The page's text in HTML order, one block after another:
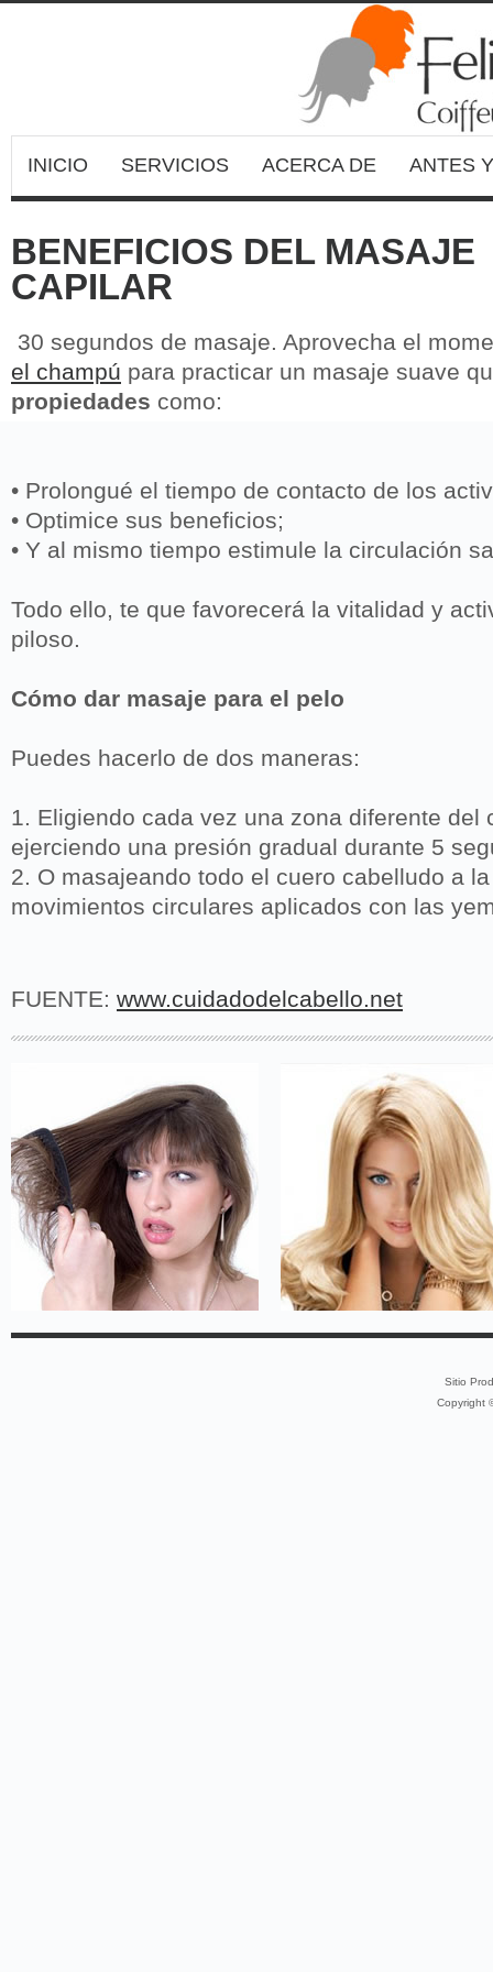
INICIO SERVICIOS ACERCA DE ANTES
BENEFICIOS DEL MASAJE
CAPILAR
30 segundos de masaje. Aprovecha el
el champú para practicar un masaje suave
propiedades como:
• Prolongué el tiempo de contacto de los
• Optimice sus beneficios;
• Y al mismo tiempo estimule la circulación
Todo ello, te que favorecerá la vitalidad y
piloso.
Cómo dar masaje para el pelo
Puedes hacerlo de dos maneras:
1. Eligiendo cada vez una zona diferente del
ejerciendo una presión gradual durante 5
2. O masajeando todo el cuero cabelludo a
movimientos circulares aplicados con las
FUENTE: www.cuidadodelcabello.net
Sitio
Copyright